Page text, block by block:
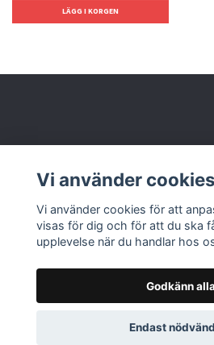
Läs mer
© 2026 Nolbox
Vi använder cookies
Vi använder cookies för att
visas för dig och för att du ska
upplevelse när du handlar hos
Godkänn alla
Endast